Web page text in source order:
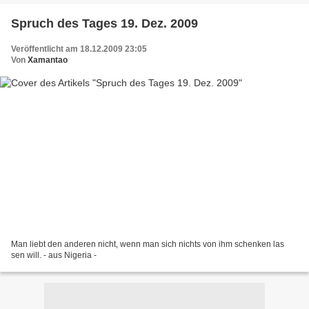
Spruch des Tages 19. Dez. 2009
Veröffentlicht am 18.12.2009 23:05
Von Xamantao
Man liebt den anderen nicht, wenn man sich nichts von ihm schenken las
sen will. - aus Nigeria -